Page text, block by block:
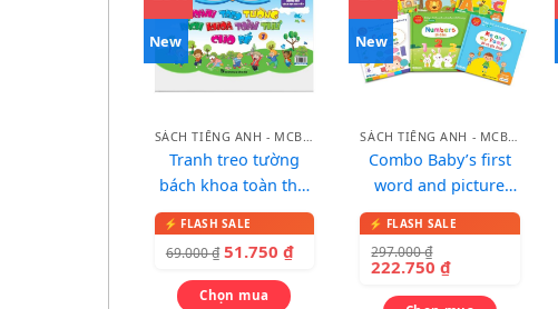
New
Tranh treo tường
bách khoa toàn thư
cho bé
69.000₫ 51.750₫
Chọn mua
New
Combo Baby’s first
word and picture
dictionary – Từ điển
song ngữ qua tranh
cho bé
297.000₫
222.750₫